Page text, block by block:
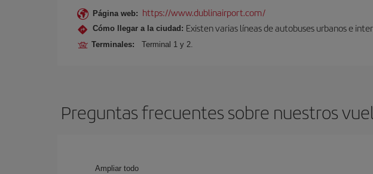
Página web: https://www.dublinairport.com/
Cómo llegar a la ciudad: Existen varias líneas de autobuses urbanos e
Terminales: Terminal 1 y 2.
Preguntas frecuentes sobre nuestros
Ampliar todo